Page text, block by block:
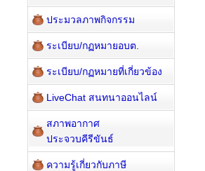
ประมวลภาพกิจกรรม
ระเบียบ/กฏหมายอบต.
ระเบียบ/กฏหมายที่เกี่ยวข้อง
LiveChat สนทนาออนไลน์
สภาพอากาศ
ประจวบคีรีขันธ์
ความรู้เกี่ยวกับภาษี